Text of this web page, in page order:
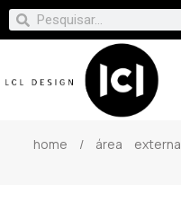
home / área externa